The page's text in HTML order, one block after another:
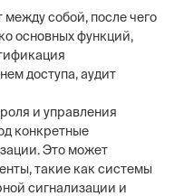
собой, после чего
основных функций,
доступа, аудит
и управления
конкретные
Это может
такие как системы
сигнализации и